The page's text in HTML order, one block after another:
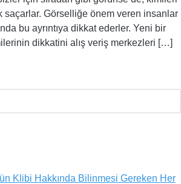
saçarlar. Görselliğe önem veren insanlar
bu ayrıntıya dikkat ederler. Yeni bir
dikkatini alış veriş merkezleri […]
Klibi Hakkında Bilinmesi Gereken Her